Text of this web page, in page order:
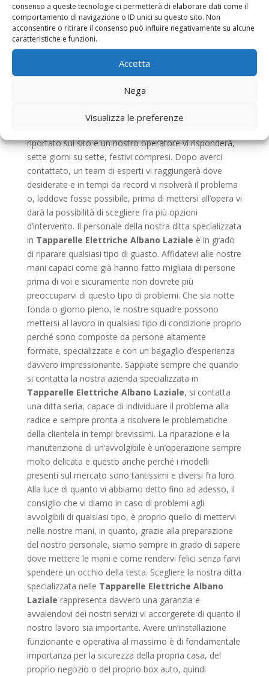
consenso a queste tecnologie ci permetterà di elaborare dati come il
comportamento di navigazione o ID unici su questo sito. Non
acconsentire o ritirare il consenso può influire negativamente su alcune
caratteristiche e funzioni.
Accetta
Nega
Visualizza le preferenze
festivi compresi, in tempi davvero brevi. I casi
d’emergenza possono essere davvero tanti, e nel
corso della nostra carriera ce ne sono capitati di diversi
bloccata di ritorno da un viaggio e non sapete proprio
come fare perché è domenica? Un’avvolgibile di casa
Tapparelle Elettriche Albano
aprire al più presto? Con noi non dovete più temere
riportato sul sito e un nostro operatore vi risponderà,
sette giorni su sette, festivi compresi. Dopo averci
contattato, un team di esperti vi raggiungerà dove
desiderate e in tempi da record vi risolverà il problema
o, laddove fosse possibile, prima di mettersi all’opera vi
darà la possibilità di scegliere fra più opzioni
d’intervento. Il personale della nostra ditta specializzata
in Tapparelle Elettriche Albano Laziale è in grado
di riparare qualsiasi tipo di guasto. Affidatevi alle nostre
mani capaci come già hanno fatto migliaia di persone
prima di voi e sicuramente non dovrete più
preoccuparvi di questo tipo di problemi. Che sia notte
fonda o giorno pieno, le nostre squadre possono
mettersi al lavoro in qualsiasi tipo di condizione proprio
perché sono composte da persone altamente
formate, specializzate e con un bagaglio d’esperienza
davvero impressionante. Sappiate sempre che quando
si contatta la nostra azienda specializzata in
Tapparelle Elettriche Albano Laziale, si contatta
una ditta seria, capace di individuare il problema alla
radice e sempre pronta a risolvere le problematiche
della clientela in tempi brevissimi. La riparazione e la
manutenzione di un’avvolgibile è un’operazione sempre
molto delicata e questo anche perché i modelli
presenti sul mercato sono tantissimi e diversi fra loro.
Alla luce di quanto vi abbiamo detto fino ad adesso, il
consiglio che vi diamo in caso di problemi agli
avvolgibili di qualsiasi tipo, è proprio quello di mettervi
nelle nostre mani, in quanto, grazie alla preparazione
del nostro personale, siamo sempre in grado di sapere
dove mettere le mani e come rendervi felici senza farvi
spendere un occhio della testa. Scegliere la nostra ditta
specializzata nelle Tapparelle Elettriche Albano
Laziale rappresenta davvero una garanzia e
avvalendovi dei nostri servizi vi accorgerete di quanto il
nostro lavoro sia importante. Avere un’installazione
funzionante e operativa al massimo è di fondamentale
importanza per la sicurezza della propria casa, del
proprio negozio o del proprio box auto, quindi